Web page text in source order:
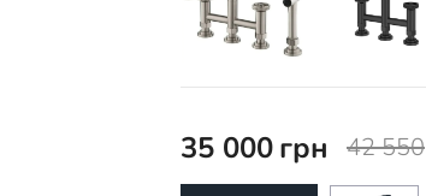
35 000грн 42 550